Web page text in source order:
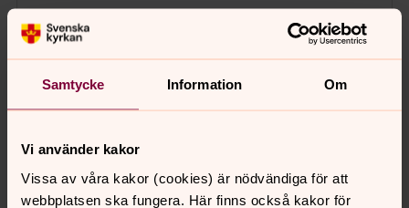
Samtycke Information Om
Vi använder kakor
Vissa av våra kakor (cookies) är nödvändiga för att
webbplatsen ska fungera. Här finns också kakor för